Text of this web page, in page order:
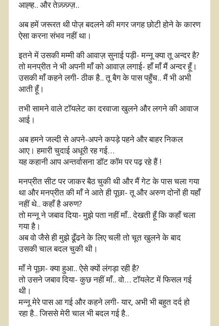
आह्ह.. और तेज़्ज़्ज़्ज़..
अब हमें जरूरत थी पोज़ बदलने की मगर जगह छोटी होने के कारण
ऐसा करना संभव नहीं था।
इतने में उसकी मम्मी की आवाज़ सुनाई पड़ी- मन्नू क्या तू अन्दर है?
तो मनप्रीत ने भी अपनी माँ को आवाज़ लगाई- हाँ माँ मैं अन्दर हूँ।
उसकी माँ कहने लगी- ठीक है.. तू बैग के पास पहुँच.. मैं भी अभी
आती हूँ।
तभी सामने वाले टॉयलेट का दरवाजा खुलने और लगने की आवाज
आई।
अब हमने जल्दी से अपने-अपने कपड़े पहने और बाहर निकल
आए। हमारी चुदाई अधूरी रह गई…
यह कहानी आप अन्तर्वासना डॉट कॉम पर पढ़ रहे हैं !
मनप्रीत सीट पर जाकर बैठ चुकी थी और मैं गेट के पास चला गया
था और मनप्रीत की माँ ने आते ही पूछा- तू और अरुण दोनों ही यहाँ
नहीं थे.. कहाँ है अरुण?
तो मन्नू ने जबाव दिया- मुझे पता नहीं माँ.. देखती हूँ कि कहाँ चला
गया है।
अब वो जैसे ही मुझे ढूँढने के लिए चली तो चूत खुलने के बाद
उसकी चाल बदल चुकी थी।
माँ ने पूछा- क्या हुआ.. ऐसे क्यों लंगड़ा रही है?
तो उसने जबाव दिया- कुछ नहीं माँ.. वो… टॉयलेट में फिसल गई
थी।
मन्नू मेरे पास आ गई और कहने लगी- यार, अभी भी बहुत दर्द हो
रहा है.. जिससे मेरी चाल भी बदल गई है..